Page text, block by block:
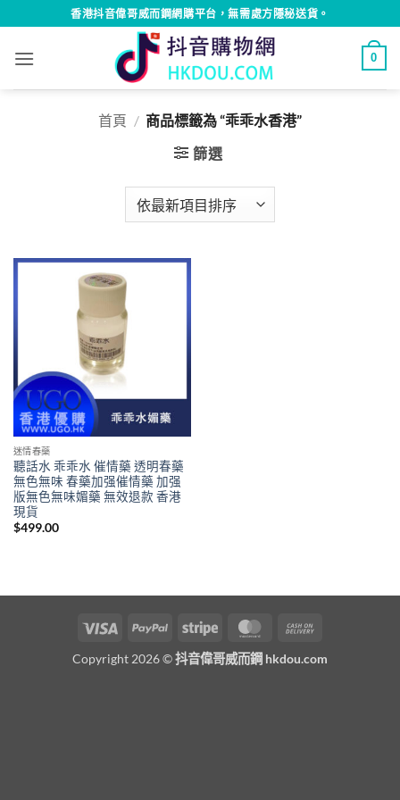
to
content
香港抖音偉哥威而鋼網購平台，無需處方隱秘送貨。
0
首頁 / 商品標籤為 “乖乖水香港”
篩選
迷情春藥
聽話水 乖乖水 催情藥 透明春藥
無色無味 春藥加强催情藥 加强
版無色無味媚藥 無效退款 香港
現貨
$499.00
Visa PayPal Stripe MasterCard
Delivery
Copyright 2026 ©抖音偉哥威而鋼 hkdou.com